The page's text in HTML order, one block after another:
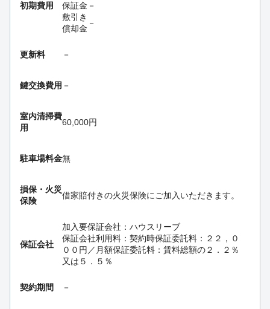
初期費用
保証金 －
敷引き
償却金
－
更新料 －
鍵交換費用 －
室内清掃費
用
60,000円
駐車場料金無
損保・ 火災
保険
借家賠付きの火災保険にご加入いただきます。
保証会社
加入要保証会社：ハウスリーブ
保証会社利用料：契約時保証委託料：２２，０
００円／月額保証委託料：賃料総額の２．２％
又は５．５％
契約期間 －